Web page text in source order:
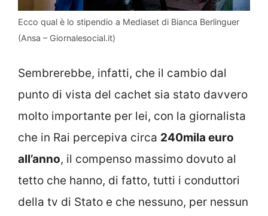
Ecco qual è lo stipendio a Mediaset di Bianca Berlinguer
(Ansa – Giornalesocial.it)
Sembrerebbe, infatti, che il cambio dal
punto di vista del cachet sia stato davvero
molto importante per lei, con la giornalista
che in Rai percepiva circa 240mila euro
all’anno, il compenso massimo dovuto al
tetto che hanno, di fatto, tutti i conduttori
della tv di Stato e che nessuno, per nessun